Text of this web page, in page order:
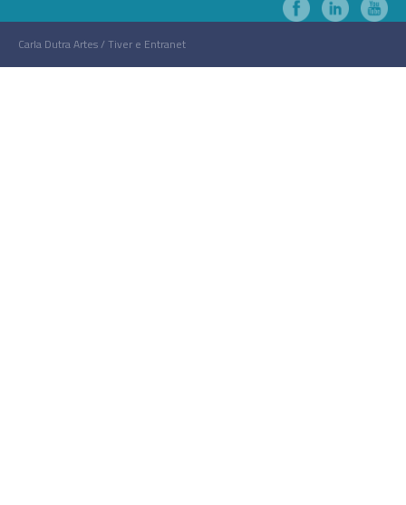
Carla Dutra Artes / Tiver e Entranet